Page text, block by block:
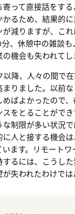
寄って直接話をす
るため、結果的
が減りますが、こ
分、休憩中の雑談
機会も失われてし
以降、人々の間で
りました。以前
ばよかったので
スをとることがで
な制限が多い状況
に人と接する機会
ます。リモート
るには、こうし
失われたわけでは